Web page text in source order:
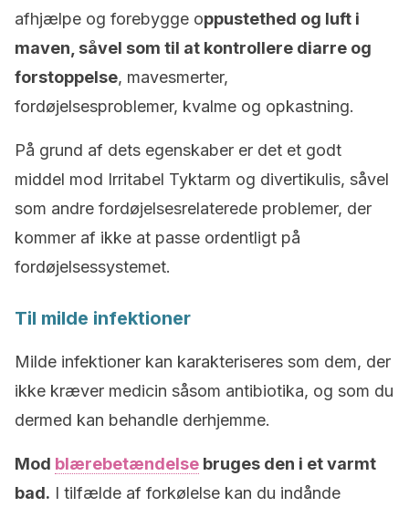
afhjælpe og forebygge oppustethed og luft i
maven, såvel som til at kontrollere diarre og
forstoppelse, mavesmerter,
fordøjelsesproblemer, kvalme og opkastning.
På grund af dets egenskaber er det et godt
middel mod Irritabel Tyktarm og divertikulis, såvel
som andre fordøjelsesrelaterede problemer, der
kommer af ikke at passe ordentligt på
fordøjelsessystemet.
Til milde infektioner
Milde infektioner kan karakteriseres som dem, der
ikke kræver medicin såsom antibiotika, og som du
dermed kan behandle derhjemme.
Mod blærebetændelse bruges den i et varmt
bad. I tilfælde af forkølelse kan du indånde